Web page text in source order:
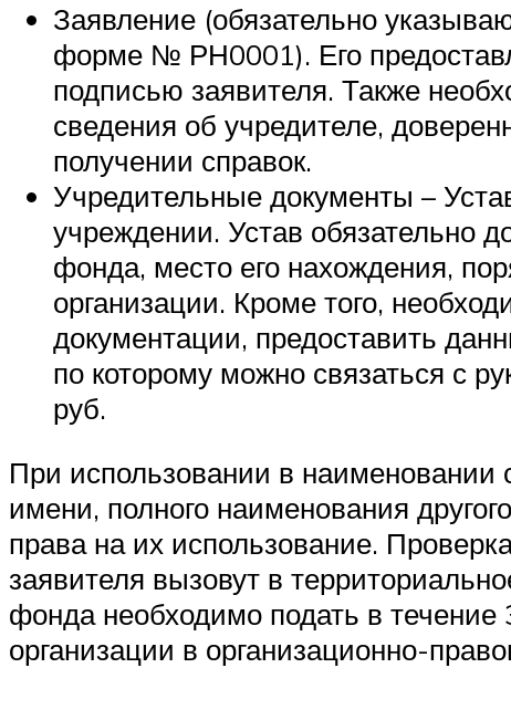
Заявление (обязательно
форме № РН0001). Его
подписью заявителя. Также
сведения об учредителе,
получении справок.
Учредительные документы –
учреждении. Устав обязательно
фонда, место его нахождения,
организации. Кроме того,
документации, предоставить
по которому можно связаться с
руб.
При использовании в
имени, полного наименования
права на их использование.
заявителя вызовут в
фонда необходимо подать в
организации в организационно-